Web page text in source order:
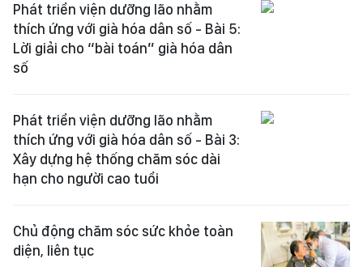
Phát triển viện dưỡng lão nhằm
thích ứng với già hóa dân số - Bài 5:
Lời giải cho “bài toán” già hóa dân
số
Phát triển viện dưỡng lão nhằm
thích ứng với già hóa dân số - Bài 3:
Xây dựng hệ thống chăm sóc dài
hạn cho người cao tuổi
Chủ động chăm sóc sức khỏe toàn
diện, liên tục